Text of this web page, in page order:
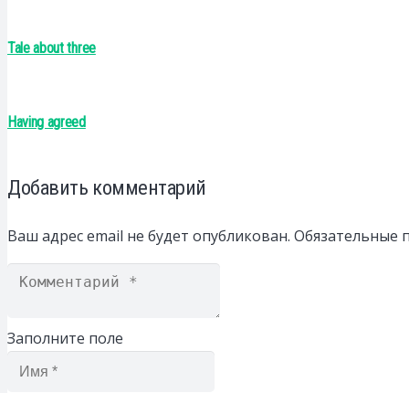
Tale about three
Having agreed
Добавить комментарий
Ваш адрес email не будет опубликован. Обязательные
Заполните поле